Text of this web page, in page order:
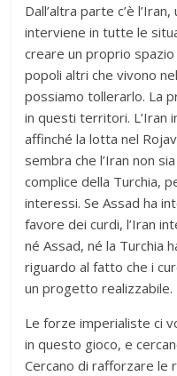
Dall’altra parte c’è
interviene in tutte le
creare un proprio spazio
popoli altri che vivono
possiamo tollerarlo. La
in questi territori. L’Iran
affinché la lotta nel
sembra che l’Iran non
complice della Turchia,
interessi. Se Assad ha
favore dei curdi, l’Iran
né Assad, né la Turchia
riguardo al fatto che i
un progetto realizzabile.
Le forze imperialiste ci
in questo gioco, e
Cercano di rafforzare le